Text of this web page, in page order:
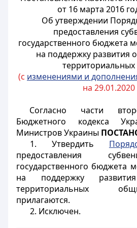
от 16 марта 2016
Об утверждении
предоставления
государственного бюджета
на поддержку развития
(с изменениями и
на 29.01.2020
Согласно части
Бюджетного кодекса
Министров Украины
1. Утвердить
предоставления
государственного бюджета
на поддержку
территориальных
прилагаются.
2. Исключен.